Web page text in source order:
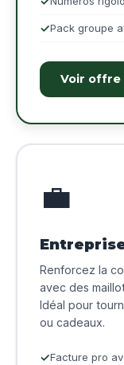
Pack groupe
Voir offre
💼
Renforcez la
avec des
Idéal pour
ou cadeaux.
Facture pro